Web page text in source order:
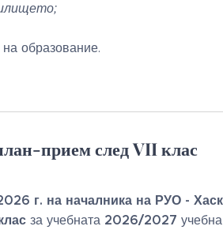
образование.
прием след VII клас
г. на началника на РУО -
за учебната 2026/2027